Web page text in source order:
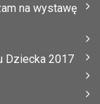
na wystawę
Dziecka 2017